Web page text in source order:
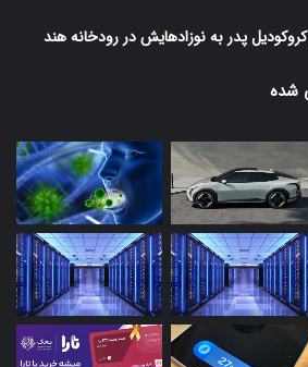
پدر به نوزادهایش در رودخانه هند
شده